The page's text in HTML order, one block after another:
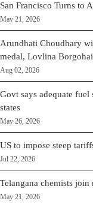
San Francisco Turns to
May 21, 2026
Arundhati Choudhary
medal, Lovlina
Aug 02, 2026
Govt says adequate
states
May 26, 2026
US to impose steep
Jul 22, 2026
Telangana chemists
May 21, 2026